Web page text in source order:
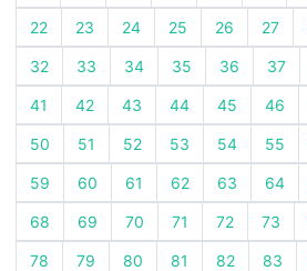
22 23 24 25 26 27
32 33 34 35 36 37
41 42 43 44 45 46
50 51 52 53 54 55
59 60 61 62 63 64
68 69 70 71 72 73
78 79 80 81 82 83